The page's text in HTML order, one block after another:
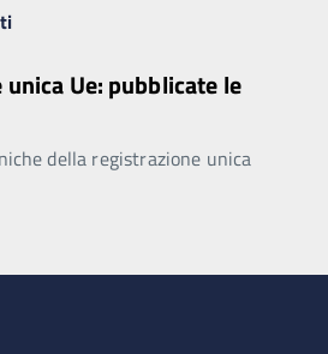
Ue: pubblicate le
della registrazione unica